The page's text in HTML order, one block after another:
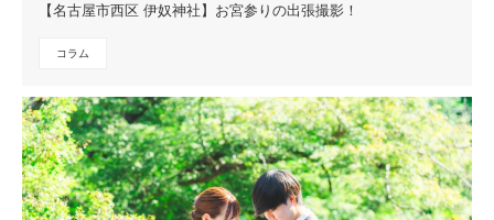
【名古屋市西区 伊奴神社】お宮参りの出張撮影！
コラム